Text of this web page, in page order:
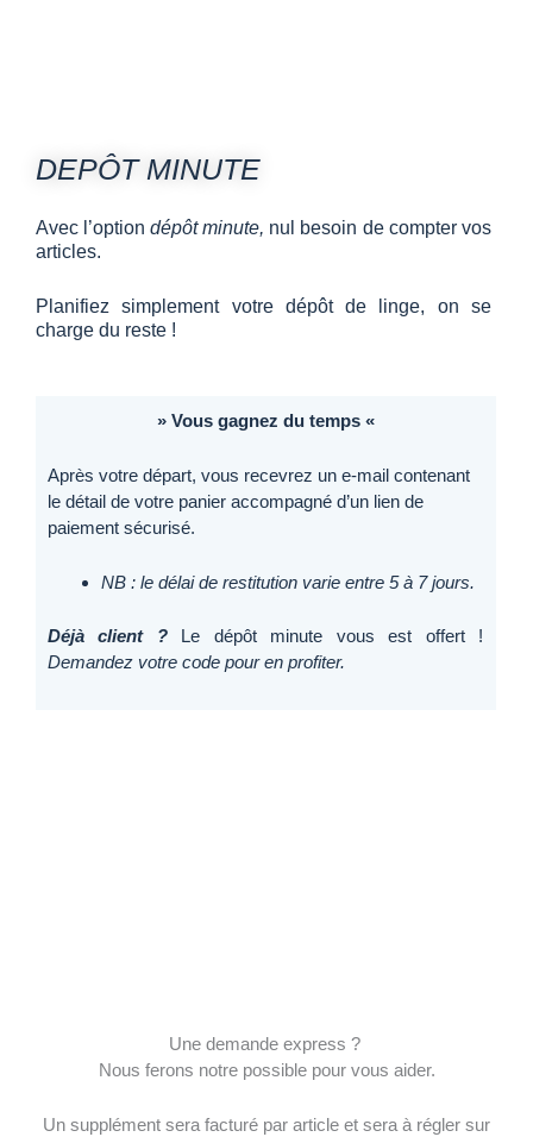
DEPÔT MINUTE
Avec l’option dépôt minute, nul besoin de compter vos
articles.
Planifiez simplement votre dépôt de linge, on se
charge du reste !
» Vous gagnez du temps «
Après votre départ, vous recevrez un e-mail contenant
le détail de votre panier accompagné d’un lien de
paiement sécurisé.
NB : le délai de restitution varie entre 5 à 7 jours.
Déjà client ? Le dépôt minute vous est offert !
Demandez votre code pour en profiter.
Une demande express ?
Nous ferons notre possible pour vous aider.
Un supplément sera facturé par article et sera à régler sur